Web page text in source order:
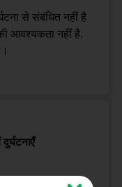
से संबंधित नहीं है
आवश्यकता नहीं है,